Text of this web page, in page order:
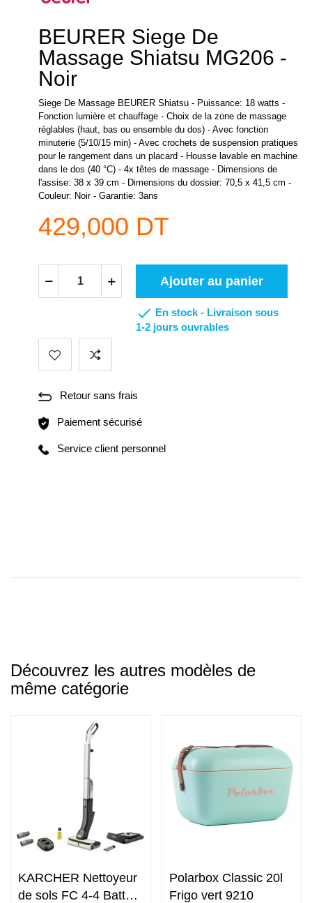
BEURER Siege De
Massage Shiatsu MG206 -
Noir
Siege De Massage BEURER Shiatsu - Puissance: 18 watts -
Fonction lumière et chauffage - Choix de la zone de massage
réglables (haut, bas ou ensemble du dos) - Avec fonction
minuterie (5/10/15 min) - Avec crochets de suspension pratiques
pour le rangement dans un placard - Housse lavable en machine
dans le dos (40 °C) - 4x têtes de massage - Dimensions de
l'assise: 38 x 39 cm - Dimensions du dossier: 70,5 x 41,5 cm -
Couleur: Noir - Garantie: 3ans
429,000 DT
Ajouter au panier
 En stock - Livraison sous
1-2 jours ouvrables
Retour sans frais
Paiement sécurisé
Service client personnel
Découvrez les autres modèles de
même catégorie
KARCHER Nettoyeur
de sols FC 4-4 Battery
Polarbox Classic 20l
Frigo vert 9210